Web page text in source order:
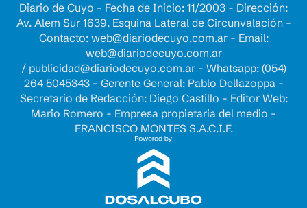
Diario de Cuyo - Fecha de Inicio: 11/2003 - Dirección:
Av. Alem Sur 1639. Esquina Lateral de Circunvalación -
Contacto: web@diariodecuyo.com.ar- Email:
web@diariodecuyo.com.ar
/ publicidad@diariodecuyo.com.ar- Whatsapp: (054)
264 5045343 - Gerente General: Pablo Dellazoppa -
Secretario de Redacción: Diego Castillo - Editor Web:
Mario Romero - Empresa propietaria del medio -
FRANCISCO MONTES S.A.C.I.F.